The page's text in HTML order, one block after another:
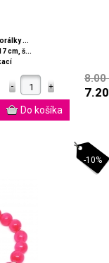
...
cm, š...
8.00
-10%